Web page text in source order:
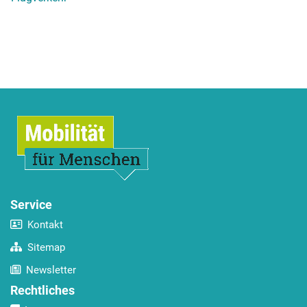
Service
Kontakt
Sitemap
Newsletter
Rechtliches